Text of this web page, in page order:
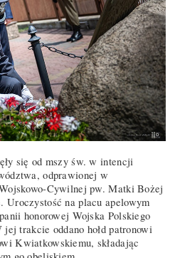
się od mszy św. w intencji
odprawionej w
Cywilnej pw. Matki Bożej
Uroczystość na placu apelowym
honorowej Wojska Polskiego
trakcie oddano hołd patronowi
Kwiatkowskiemu, składając